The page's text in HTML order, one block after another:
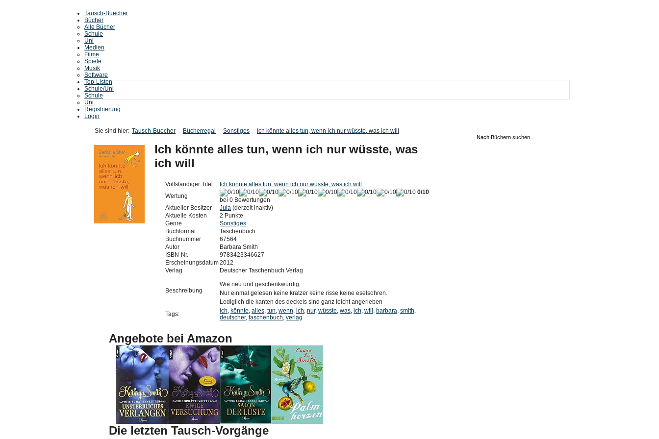
Tausch-Buecher
Bücher
Alle Bücher
Schule
Uni
Medien
Filme
Spiele
Musik
Software
Top-Listen
Schule/Uni
Schule
Uni
Registrierung
Login
Sie sind hier: Tausch-Buecher Bücherregal Sonstiges Ich könnte alles tun, wenn ich nur wüsste, was ich will
Ich könnte alles tun, wenn ich nur wüsste, was
ich will
Vollständiger Titel
Ich könnte alles tun, wenn ich nur wüsste, was ich will
Wertung
0/10
bei 0 Bewertungen
Aktueller Besitzer
Jula (derzeit inaktiv)
Aktuelle Kosten
2 Punkte
Genre
Sonstiges
Buchformat:
Taschenbuch
Buchnummer
67564
Autor
Barbara Smith
ISBN-Nr.
9783423346627
Erscheinungsdatum2012
Verlag
Deutscher Taschenbuch Verlag
Beschreibung
Wie neu und geschenkwürdig
Nur einmal gelesen keine kratzer keine risse keine eselsohren.
Lediglich die kanten des deckels sind ganz leicht angerieben
Tags:
ich, könnte, alles, tun, wenn, ich, nur, wüsste, was, ich, will , barbara, smith,
deutscher, taschenbuch, verlag
Angebote bei Amazon
Die letzten Tausch-Vorgänge